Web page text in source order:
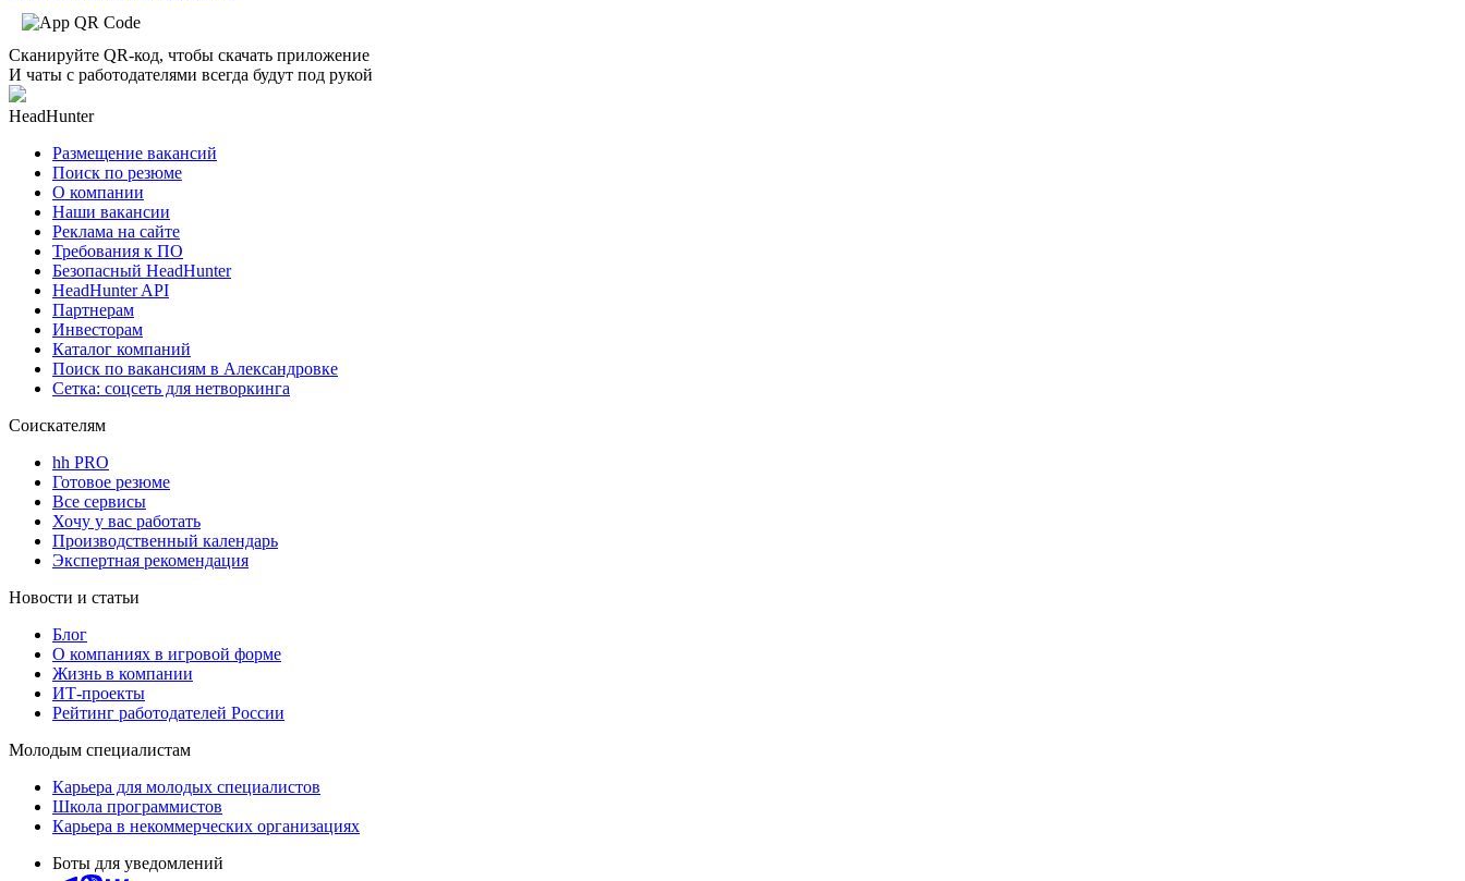
Сканируйте QR-код, чтобы скачать приложение
И чаты с работодателями всегда будут под рукой
HeadHunter
Размещение вакансий
Поиск по резюме
О компании
Наши вакансии
Реклама на сайте
Требования к ПО
Безопасный HeadHunter
HeadHunter API
Партнерам
Инвесторам
Каталог компаний
Поиск по вакансиям в Александровке
Сетка: соцсеть для нетворкинга
Соискателям
hh PRO
Готовое резюме
Все сервисы
Хочу у вас работать
Производственный календарь
Экспертная рекомендация
Новости и статьи
Блог
О компаниях в игровой форме
Жизнь в компании
ИТ-проекты
Рейтинг работодателей России
Молодым специалистам
Карьера для молодых специалистов
Школа программистов
Карьера в некоммерческих организациях
Боты для уведомлений